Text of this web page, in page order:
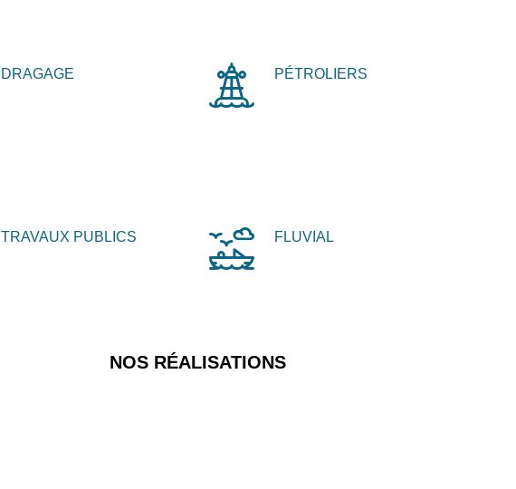
DRAGAGE PÉTROLIERS
TRAVAUX PUBLICS FLUVIAL
NOS RÉALISATIONS